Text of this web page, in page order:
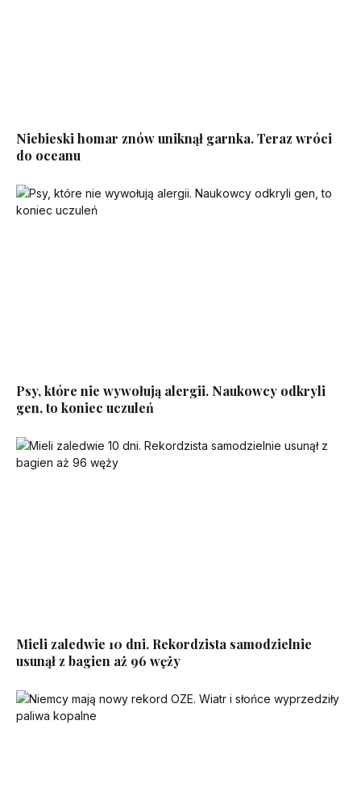
Niebieski homar znów uniknął garnka. Teraz wróci
do oceanu
Psy, które nie wywołują alergii. Naukowcy odkryli
gen, to koniec uczuleń
Mieli zaledwie 10 dni. Rekordzista samodzielnie
usunął z bagien aż 96 węży